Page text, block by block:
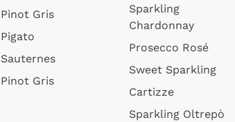
Pinot Gris
Pigato
Sauternes
Pinot Gris
Sparkling
Chardonnay
Prosecco Rosé
Sweet Sparkling
Cartizze
Sparkling Oltrepò